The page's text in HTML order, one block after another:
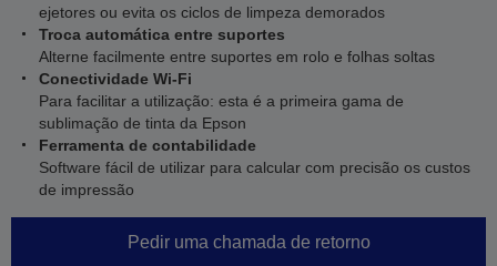
ejetores ou evita os ciclos de limpeza demorados
Troca automática entre suportes
Alterne facilmente entre suportes em rolo e folhas soltas
Conectividade Wi-Fi
Para facilitar a utilização: esta é a primeira gama de
sublimação de tinta da Epson
Ferramenta de contabilidade
Software fácil de utilizar para calcular com precisão os custos
de impressão
Pedir uma chamada de retorno